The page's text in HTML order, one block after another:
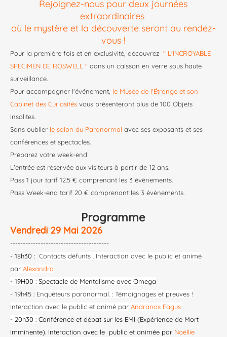
Rejoignez-nous pour deux journées
extraordinaires
où le mystère et la découverte seront au rendez-
vous !
Pour la première fois et en exclusivité, découvrez " L'INCROYABLE
SPECIMEN DE ROSWELL " dans un caisson en verre sous haute
surveillance.
Pour accompagner l'événement, le Musée de l'Étrange et son
Cabinet des Curiosités vous présenteront plus de 100 Objets
insolites.
Sans oublier le salon du Paranormal avec ses exposants et ses
conférences et spectacles.
Préparez votre week-end
L'entrée est réservée aux visiteurs à partir de 12 ans.
Pass 1 jour tarif 12.5 € comprenant les 3 événements.
Pass Week-end tarif 20 € comprenant les 3 événements.
Programme
Vendredi 29 Mai 2026
---------------------------------------
- 18h30 : Contacts défunts . Interaction avec le public et animé
par Alexandra
- 19H00 : Spectacle de Mentalisme avec Omega
- 19h45 : Enquêteurs paranormal. : Témoignages et preuves !
Interaction avec le public et animé par Andranos Fagus
- 20h30 : Conférence et débat sur les EMI (Expérience de Mort
Imminente). Interaction avec le public et animée par Noëllie